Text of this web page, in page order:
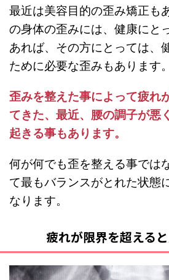
最近は美容目的の歪み矯正も
の身体の歪みには、健康にと
あれば、その方にとっては、
ために必要な歪みもあります。
歪みを整えた事によって疲れ
てきた、最近、腰の調子が悪
起きる事もあります。
何が何でも歪を整える事では
て最もバランスがとれた状態
なります。
疲れが限界を超える